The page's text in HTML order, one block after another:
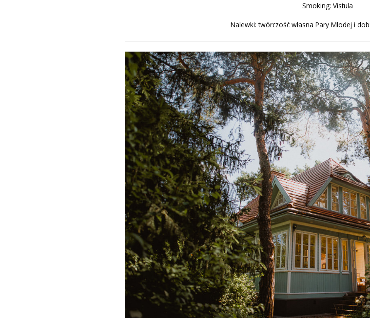
Smoking: Vistula
Nalewki: twórczość własna Pary Młodej i